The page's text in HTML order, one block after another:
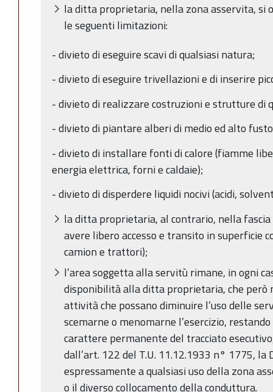
la ditta proprietaria, nella zona asservita,
le seguenti limitazioni:
- divieto di eseguire scavi di qualsiasi natura;
- divieto di eseguire trivellazioni e di inserire
- divieto di realizzare costruzioni e strutture di
- divieto di piantare alberi di medio ed alto
- divieto di installare fonti di calore (fiamme
energia elettrica, forni e caldaie);
- divieto di disperdere liquidi nocivi (acidi,
la ditta proprietaria, al contrario, nella
avere libero accesso e transito in superficie
camion e trattori);
l’area soggetta alla servitù rimane, in ogni
disponibilità alla ditta proprietaria, che però
attività che possano diminuire l’uso delle
scemarne o menomarne l’esercizio,
carattere permanente del tracciato
dall’art. 122 del T.U. 11.12.1933 n° 1775,
espressamente a qualsiasi uso della zona
o il diverso collocamento della conduttura.